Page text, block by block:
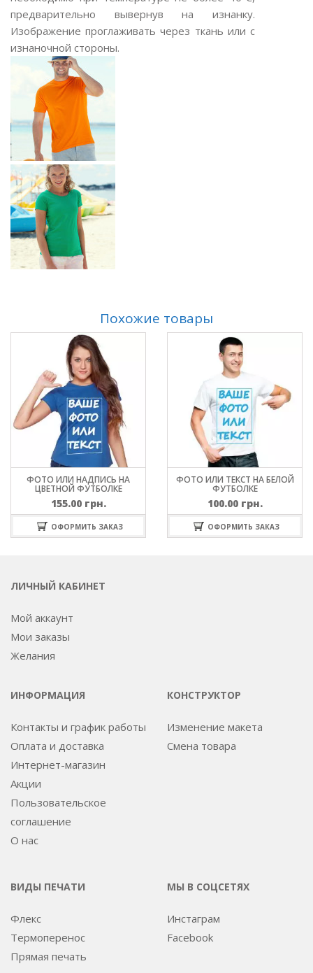
предварительно вывернув на изнанку.
Изображение проглаживать через ткань или с
изнаночной стороны.
Похожие товары
ФОТО ИЛИ НАДПИСЬ НА
ЦВЕТНОЙ ФУТБОЛКЕ
155.00 грн.
ОФОРМИТЬ ЗАКАЗ
ФОТО ИЛИ ТЕКСТ НА БЕЛОЙ
ФУТБОЛКЕ
100.00 грн.
ОФОРМИТЬ ЗАКАЗ
ЛИЧНЫЙ КАБИНЕТ
Мой аккаунт
Мои заказы
Желания
ИНФОРМАЦИЯ
Контакты и график работы
Оплата и доставка
Интернет-магазин
Акции
Пользовательское
соглашение
О нас
КОНСТРУКТОР
Изменение макета
Смена товара
ВИДЫ ПЕЧАТИ
Флекс
Термоперенос
Прямая печать
МЫ В СОЦСЕТЯХ
Инстаграм
Facebook